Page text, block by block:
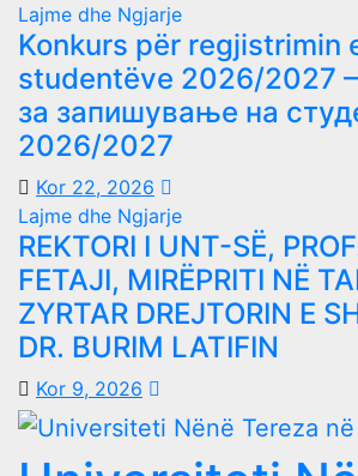
Lajme dhe Ngjarje
Konkurs për regjistrimin
studentëve 2026/2027
за запишување на
2026/2027
Kor 22, 2026
Lajme dhe Ngjarje
REKTORI I UNT-SË,
FETAJI, MIRËPRITI NË
ZYRTAR DREJTORIN E
DR. BURIM LATIFIN
Kor 9, 2026